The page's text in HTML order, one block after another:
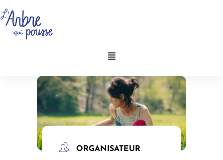
au
contenu
Menu
ORGANISATEUR